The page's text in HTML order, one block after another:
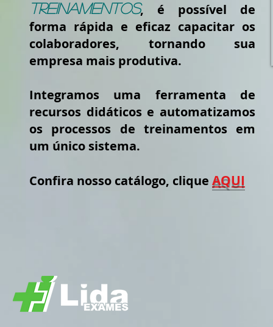
Treinamentos, é possível de
forma rápida e eficaz capacitar os
colaboradores, tornando sua
empresa mais produtiva.
Integramos uma ferramenta de
recursos didáticos e automatizamos
os processos de treinamentos em
um único sistema.
Confira nosso catálogo, clique AQUI